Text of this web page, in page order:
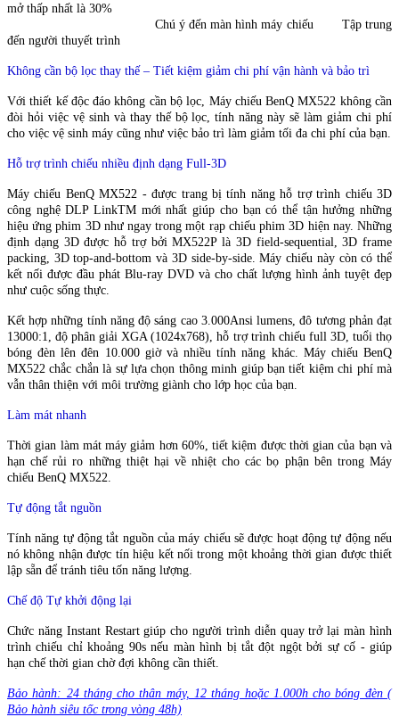
mở thấp nhất là 30%
Chú ý đến màn hình máy chiếu Tập trung
đến người thuyết trình
Không cần bộ lọc thay thế – Tiết kiệm giảm chi phí vận hành và bảo trì
Với thiết kế độc đáo không cần bộ lọc, Máy chiếu BenQ MX522 không cần
đòi hỏi việc vệ sinh và thay thế bộ lọc, tính năng này sẽ làm giảm chi phí
cho việc vệ sinh máy cũng như việc bảo trì làm giảm tối đa chi phí của bạn.
Hỗ trợ trình chiếu nhiều định dạng Full-3D
Máy chiếu BenQ MX522 - được trang bị tính năng hỗ trợ trình chiếu 3D
công nghệ DLP LinkTM mới nhất giúp cho bạn có thể tận hưởng những
hiệu ứng phim 3D như ngay trong một rạp chiếu phim 3D hiện nay. Những
định dạng 3D được hỗ trợ bởi MX522P là 3D field-sequential, 3D frame
packing, 3D top-and-bottom và 3D side-by-side. Máy chiếu này còn có thể
kết nối được đầu phát Blu-ray DVD và cho chất lượng hình ảnh tuyệt đẹp
như cuộc sống thực.
Kết hợp những tính năng độ sáng cao 3.000Ansi lumens, đô tương phản đạt
13000:1, độ phân giải XGA (1024x768), hỗ trợ trình chiếu full 3D, tuổi thọ
bóng đèn lên đên 10.000 giờ và nhiều tính năng khác. Máy chiếu BenQ
MX522 chắc chắn là sự lựa chọn thông minh giúp bạn tiết kiệm chi phí mà
vẫn thân thiện với môi trường giành cho lớp học của bạn.
Làm mát nhanh
Thời gian làm mát máy giảm hơn 60%, tiết kiệm được thời gian của bạn và
hạn chế rủi ro những thiệt hại về nhiệt cho các bọ phận bên trong Máy
chiếu BenQ MX522.
Tự động tắt nguồn
Tính năng tự động tắt nguồn của máy chiếu sẽ được hoạt động tự động nếu
nó không nhận được tín hiệu kết nối trong một khoảng thời gian được thiết
lập sẵn để tránh tiêu tốn năng lượng.
Chế độ Tự khởi động lại
Chức năng Instant Restart giúp cho người trình diễn quay trở lại màn hình
trình chiếu chỉ khoảng 90s nếu màn hình bị tắt đột ngột bởi sự cố - giúp
hạn chế thời gian chờ đợi không cần thiết.
Bảo hành: 24 tháng cho thân máy, 12 tháng hoặc 1.000h cho bóng đèn (
Bảo hành siêu tốc trong vòng 48h)